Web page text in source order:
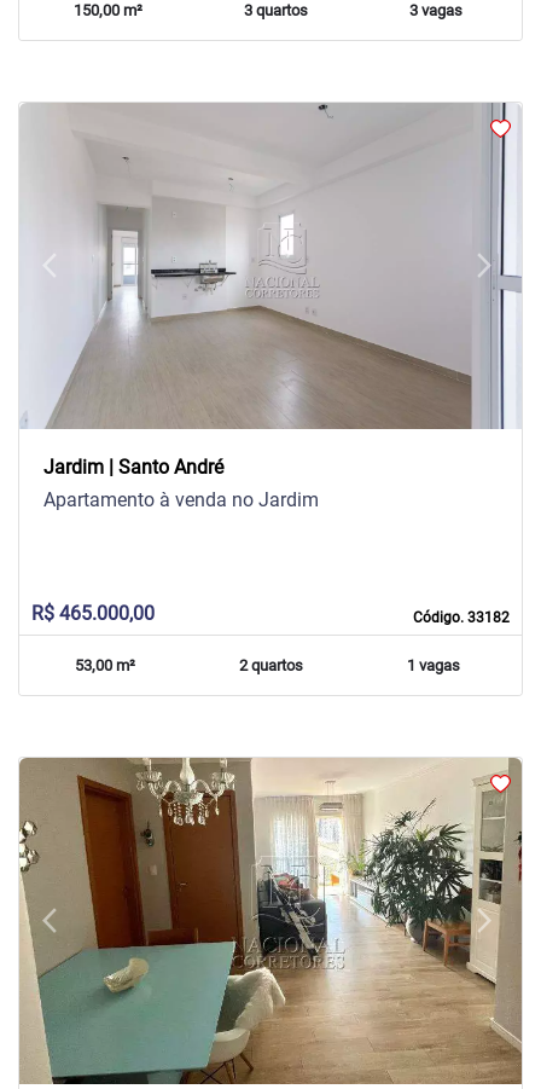
150,00 m² 3 quartos 3 vagas
arrow_back_ios Previous arrow_forward_ios
Next
Jardim | Santo André
Código. 33182
Apartamento à venda no Jardim
R$ 465.000,00
53,00 m² 2 quartos 1 vagas
arrow_back_iosPrevious arrow_forward_ios
Next